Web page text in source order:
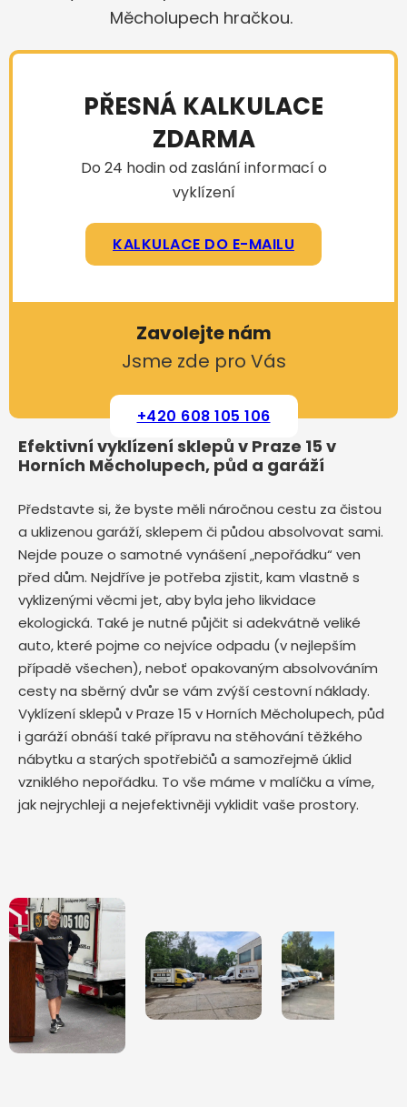
Měcholupech hračkou.
PŘESNÁ KALKULACE
ZDARMA
Do 24 hodin od zaslání informací o
vyklízení
KALKULACE DO E-MAILU
Zavolejte nám
Jsme zde pro Vás
+420 608 105 106
Efektivní vyklízení sklepů v Praze 15 v
Horních Měcholupech, půd a garáží
Představte si, že byste měli náročnou cestu za čistou
a uklizenou garáží, sklepem či půdou absolvovat sami.
Nejde pouze o samotné vynášení „nepořádku“ ven
před dům. Nejdříve je potřeba zjistit, kam vlastně s
vyklizenými věcmi jet, aby byla jeho likvidace
ekologická. Také je nutné půjčit si adekvátně veliké
auto, které pojme co nejvíce odpadu (v nejlepším
případě všechen), neboť opakovaným absolvováním
cesty na sběrný dvůr se vám zvýší cestovní náklady.
Vyklízení sklepů v Praze 15 v Horních Měcholupech, půd
i garáží obnáší také přípravu na stěhování těžkého
nábytku a starých spotřebičů a samozřejmě úklid
vzniklého nepořádku. To vše máme v malíčku a víme,
jak nejrychleji a nejefektivněji vyklidit vaše prostory.